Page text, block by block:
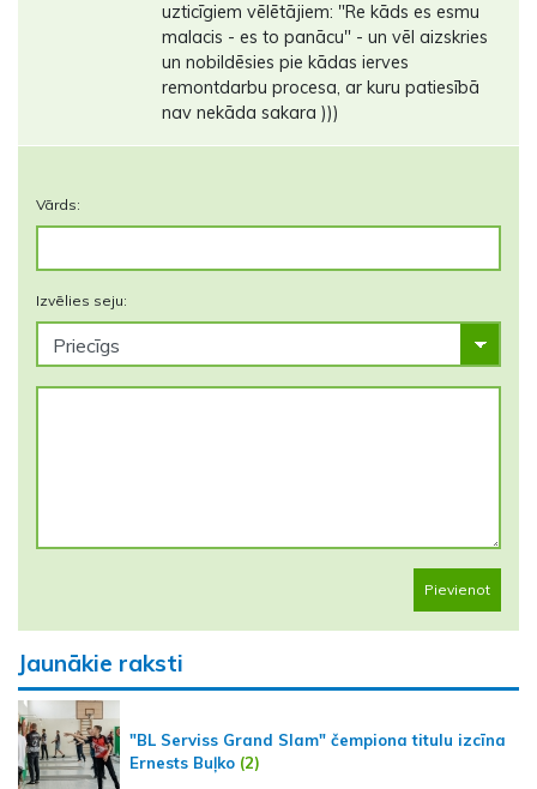
uzticīgiem vēlētājiem: "Re kāds es esmu
malacis - es to panācu" - un vēl aizskries
un nobildēsies pie kādas ierves
remontdarbu procesa, ar kuru patiesībā
nav nekāda sakara )))
Vārds:
Izvēlies seju:
Pievienot
Jaunākie raksti
"BL Serviss Grand Slam" čempiona titulu izcīna
Ernests Buļko (2)